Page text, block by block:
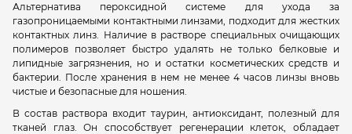
Альтернатива пероксидной системе для ухода за
газопроницаемыми контактными линзами, подходит для жестких
контактных линз. Наличие в растворе специальных очищающих
полимеров позволяет быстро удалять не только белковые и
липидные загрязнения, но и остатки косметических средств и
бактерии. После хранения в нем не менее 4 часов линзы вновь
чистые и безопасные для ношения.
В состав раствора входит таурин, антиоксидант, полезный для
тканей глаз. Он способствует регенерации клеток, обладает